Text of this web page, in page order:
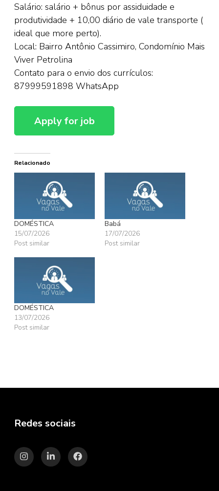
Salário: salário + bônus por assiduidade e
produtividade + 10,00 diário de vale transporte (
ideal que more perto).
Local: Bairro Antônio Cassimiro, Condomínio Mais
Viver Petrolina
Contato para o envio dos currículos:
87999591898 WhatsApp
Relacionado
DOMÉSTICA
15/07/2026
Post similar
Babá
17/07/2026
Post similar
DOMÉSTICA
13/07/2026
Post similar
Redes sociais